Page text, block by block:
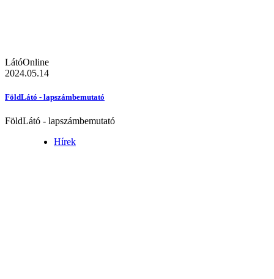
LátóOnline
2024.05.14
FöldLátó - lapszámbemutató
FöldLátó - lapszámbemutató
Hírek